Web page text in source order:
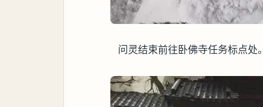
问灵结束前往卧佛寺任务标点处